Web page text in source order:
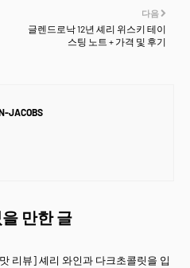
다음
글렌드로낙 12년 셰리 위스키 테이
스팅 노트 + 가격 및 후기
JACOBS
만한 글
리뷰] 셰리 와인과 다크초콜릿을 입